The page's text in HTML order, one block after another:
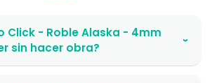
Click - Roble Alaska - 4mm
sin hacer obra?
›